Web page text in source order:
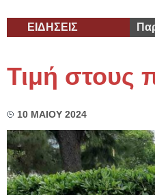
ΕΙΔΗΣΕΙΣ
Τιμή στους
10 ΜΑΙΟΥ 2024